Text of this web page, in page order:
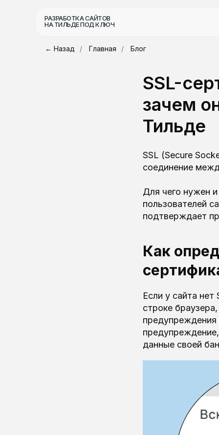
РАЗРАБОТКА САЙТОВ
НА ТИЛЬДЕ ПОД КЛЮЧ
← Назад / Главная / Блог
SSL-
зачем
Тильде
SSL (Secure
соединение
Для чего нужен
пользователей
подтверждает
Как
Если у сайта
строке
предупреждения
данные своей